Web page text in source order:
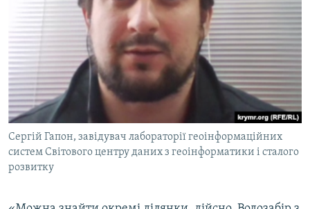
Сергій Гапон, завідувач лабораторії геоінформаційних
систем Світового центру даних з геоінформатики і сталого
розвитку